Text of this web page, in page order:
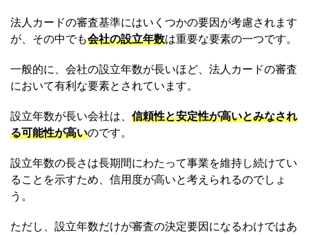
法人カードの審査基準にはいくつかの要因が考慮されます
が、その中でも会社の設立年数は重要な要素の一つです。
一般的に、会社の設立年数が長いほど、法人カードの審査
において有利な要素とされています。
設立年数が長い会社は、 信頼性と安定性が高いとみなされ
る可能性が高いのです。
設立年数の長さは長期間にわたって事業を維持し続けてい
ることを示すため、信用度が高いと考えられるのでしょ
う。
ただし、設立年数だけが審査の決定要因になるわけではあ